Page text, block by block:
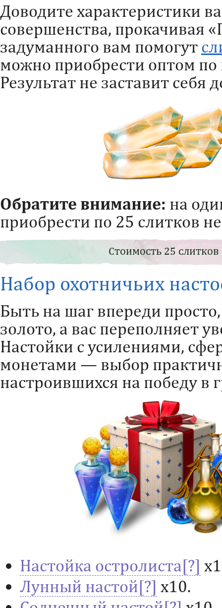
Доводите характеристики
совершенства, прокачивая
задуманного вам помогут
можно приобрести оптом
Результат не заставит себя
Обратите внимание: на
приобрести по 25 слитков
Стоимость 25
Набор охотничьих
Быть на шаг впереди
золото, а вас переполняет
Настойки с усилениями,
монетами — выбор
настроившихся на победу в
Настойка остролиста
Лунный настой
х10.